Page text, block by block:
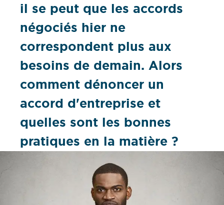
il se peut que les accords
négociés hier ne
correspondent plus aux
besoins de demain. Alors
comment dénoncer un
accord d'entreprise et
quelles sont les bonnes
pratiques en la matière ?